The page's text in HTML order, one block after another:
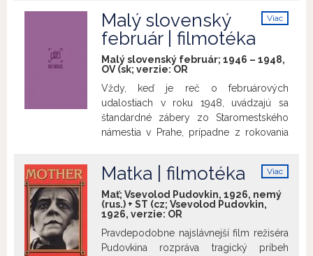
prázdnotu a podvedome sa utieka do
spomienok a predstáv. Podstatným
udeľujúca filmu osobitý „hudobný“
rytmus, kompenzujúci jeho nevýraznú
dramatickú výstavbu. Film uvádzame pri
príležitosti 80. výročia narodenia herca
Ivana Palúcha (20. 6. 1940 – 3.7.2015).
Viac
Malý slovenský
február | filmotéka
Malý slovenský február; 1946 – 1948,
OV (sk; verzie: OR
Vždy, keď je reč o februárových
udalostiach v roku 1948, uvádzajú sa
štandardné zábery zo Staromestského
námestia v Prahe, prípadne z rokovania
Slovenska – volieb v roku 1946, politickej
pozície Demokratickej strany, pouličných
demonštrácií organizovaných
komunistami, intríg okolo takzvaného
„ľudáckeho podzemia“, perfídnej
Husákovej hry v Zbore povereníkov. To
Viac
Matka | filmotéka
Mať; Vsevolod Pudovkin, 1926, nemý
(rus.) + ST (cz; Vsevolod Pudovkin,
1926, verzie: OR
Pravdepodobne najslávnejší film režiséra
Pudovkina rozpráva tragický príbeh